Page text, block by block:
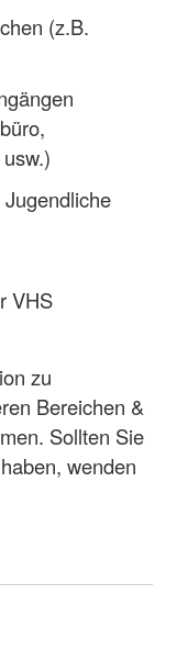
(z.B.
VHS
zu
Bereichen &
Sollten Sie
wenden